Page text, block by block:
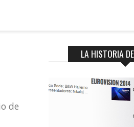
de
LA HISTORIA